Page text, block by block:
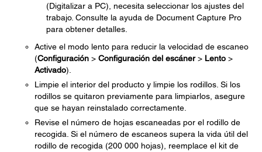
(Digitalizar a PC), necesita seleccionar los ajustes del
trabajo. Consulte la ayuda de Document Capture Pro
para obtener detalles.
Active el modo lento para reducir la velocidad de escaneo
(Configuración > Configuración del escáner> Lento >
Activado).
Limpie el interior del producto y limpie los rodillos. Si los
rodillos se quitaron previamente para limpiarlos, asegure
que se hayan reinstalado correctamente.
Revise el número de hojas escaneadas por el rodillo de
recogida. Si el número de escaneos supera la vida útil del
rodillo de recogida (200 000 hojas), reemplace el kit de